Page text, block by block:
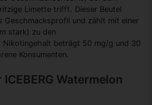
Limette trifft. Dieser Beutel
Geschmacksprofil und zählt mit einer
stark) zu den
Nikotingehalt beträgt 50 mg/g und 30
Konsumenten.
Watermelon